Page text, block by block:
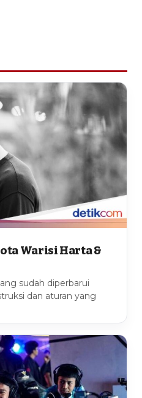
Warisi Harta &
sudah diperbarui
dan aturan yang